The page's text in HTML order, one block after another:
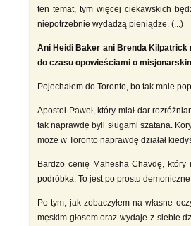
ten temat, tym więcej ciekawskich
niepotrzebnie wydadzą pieniądze. (...)
Ani Heidi Baker ani Brenda Kilpatrick
do czasu opowieściami o
Pojechałem do Toronto, bo tak mnie
Apostoł Paweł, który miał dar
tak naprawdę byli sługami szatana.
może w Toronto naprawdę działał
Bardzo cenię Mahesha Chavdę,
podróbka. To jest po prostu
Po tym, jak zobaczyłem na własne
męskim głosem oraz wydaje z siebie